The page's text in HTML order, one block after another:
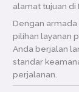
alamat tujuan di
Dengan
pilihan layanan
Anda berjalan
standar
perjalanan.